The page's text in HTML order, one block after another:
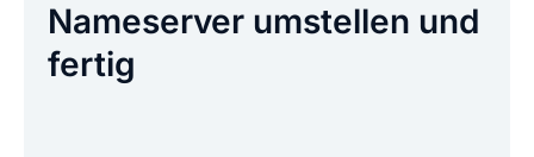
Nameserver umstellen und
fertig